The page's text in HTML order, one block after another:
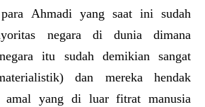
Ahmadi yang saat ini sudah
negara di dunia dimana
itu sudah demikian sangat
dan mereka hendak
amal yang di luar fitrat manusia